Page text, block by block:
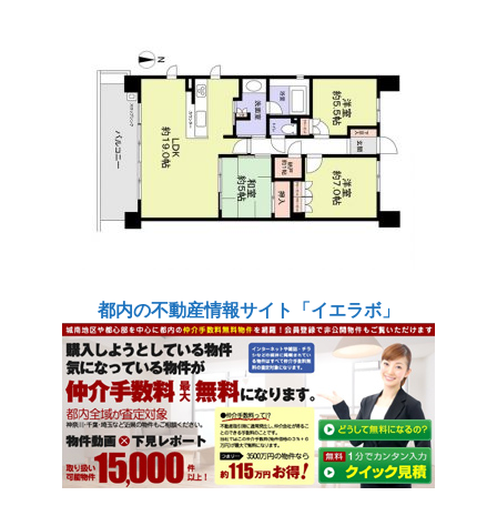
都内の不動産情報サイト「イエラボ」